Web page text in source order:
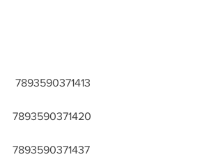
7893590371413
7893590371420
7893590371437